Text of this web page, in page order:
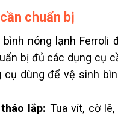
chuẩn bị
nóng lạnh Ferroli
bị đủ các dụng cụ
cụ dùng để vệ sinh
lắp: Tua vít, cờ